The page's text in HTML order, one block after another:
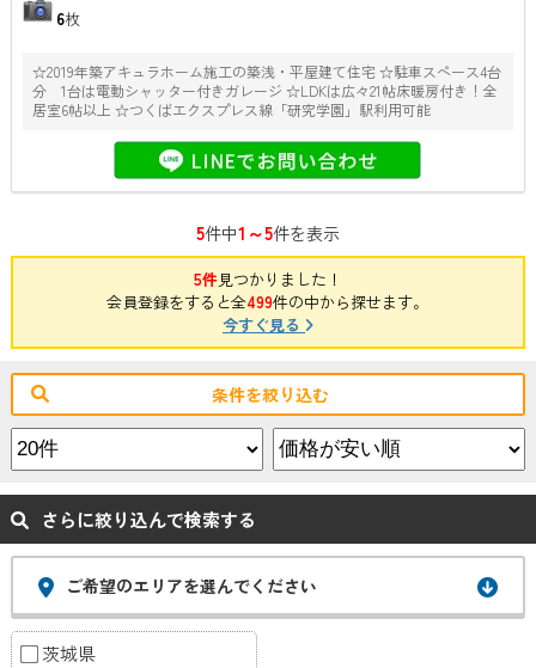
6枚
☆2019年築アキュラホーム施工の築浅・平屋建て住宅 ☆駐車スペース4台
分 1台は電動シャッター付きガレージ ☆LDKは広々21帖床暖房付き！全
居室6帖以上 ☆つくばエクスプレス線「研究学園」駅利用可能
5件中1～5件を表示
5件見つかりました！
会員登録をすると全499件の中から探せます。
今すぐ見る
条件を絞り込む
さらに絞り込んで検索する
ご希望のエリアを選んでください
茨城県